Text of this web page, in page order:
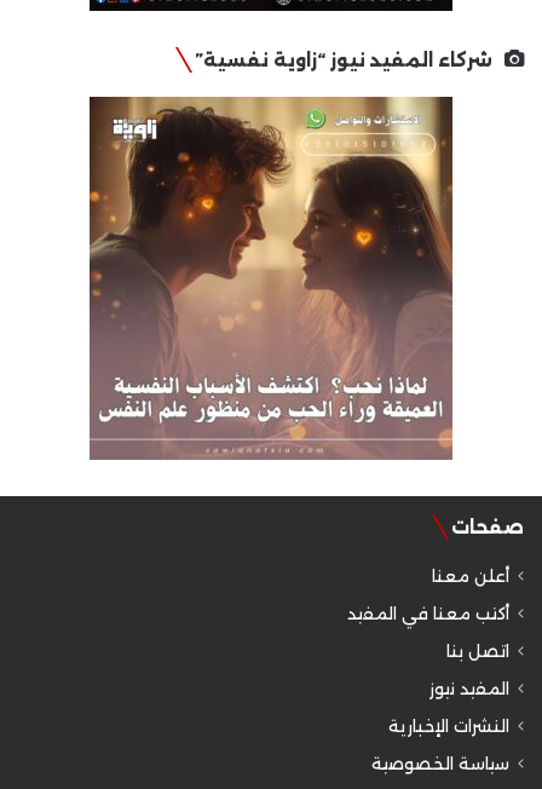
شركاء المفيد نيوز “زاوية نفسية”
صفحات
أعلن معنا
أكتب معنا في المفيد
اتصل بنا
المفيد نيوز
النشرات الإخبارية
سياسة الخصوصية